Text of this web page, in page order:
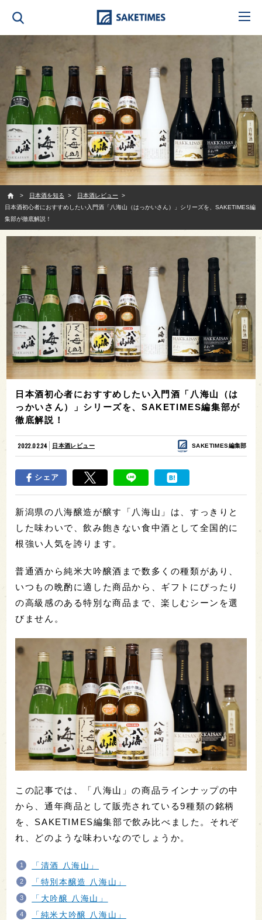
日本酒を知る
日本酒レビュー
日本酒初心者におすすめしたい入門酒「八海山（はっかいさん）」シリーズを、SAKETIMES編
集部が徹底解説！
日本酒初心者におすすめしたい入門酒「八海山（は
っかいさん）」シリーズを、SAKETIMES編集部が
徹底解説！
2022.02.24 日本酒レビュー SAKETIMES編集部
シェア
新潟県の八海醸造が醸す「八海山」は、すっきりと
した味わいで、飲み飽きない食中酒として全国的に
根強い人気を誇ります。
普通酒から純米大吟醸酒まで数多くの種類があり、
いつもの晩酌に適した商品から、ギフトにぴったり
の高級感のある特別な商品まで、楽しむシーンを選
びません。
この記事では、「八海山」の商品ラインナップの中
から、通年商品として販売されている9種類の銘柄
を、SAKETIMES編集部で飲み比べました。それぞ
れ、どのような味わいなのでしょうか。
「清酒 八海山」
「特別本醸造 八海山」
「大吟醸 八海山」
「純米大吟醸 八海山」